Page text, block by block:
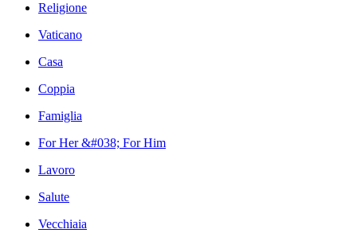
Religione
Vaticano
Casa
Coppia
Famiglia
For Her &#038; For Him
Lavoro
Salute
Vecchiaia